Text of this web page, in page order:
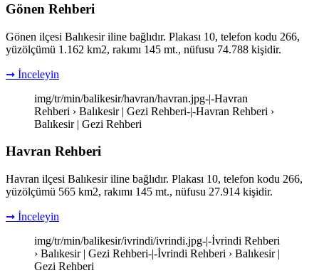
Gönen Rehberi
Gönen ilçesi Balıkesir iline bağlıdır. Plakası 10, telefon kodu 266,
yüzölçümü 1.162 km2, rakımı 145 mt., nüfusu 74.788 kişidir.
➞ İnceleyin
img/tr/min/balikesir/havran/havran.jpg-|-Havran
Rehberi › Balıkesir | Gezi Rehberi-|-Havran Rehberi ›
Balıkesir | Gezi Rehberi
Havran Rehberi
Havran ilçesi Balıkesir iline bağlıdır. Plakası 10, telefon kodu 266,
yüzölçümü 565 km2, rakımı 145 mt., nüfusu 27.914 kişidir.
➞ İnceleyin
img/tr/min/balikesir/ivrindi/ivrindi.jpg-|-İvrindi Rehberi
› Balıkesir | Gezi Rehberi-|-İvrindi Rehberi › Balıkesir |
Gezi Rehberi